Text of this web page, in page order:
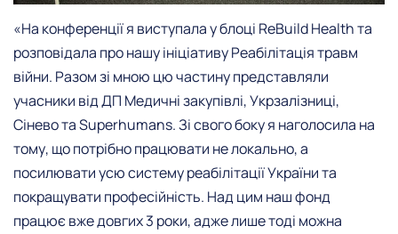
«На конференції я виступала у блоці ReBuild Health та
розповідала про нашу ініціативу Реабілітація травм
війни. Разом зі мною цю частину представляли
учасники від ДП Медичні закупівлі, Укрзалізниці,
Сінево та Superhumans. Зі свого боку я наголосила на
тому, що потрібно працювати не локально, а
посилювати усю систему реабілітації України та
покращувати професійність. Над цим наш фонд
працює вже довгих 3 роки, адже лише тоді можна